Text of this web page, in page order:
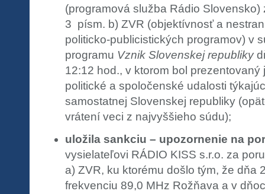
(programová služba Rádio
3 písm. b) ZVR (objektívnosť a
politicko-publicistických programov) v
programu Vznik Slovenskej republiky
12:12 hod., v ktorom bol
politické a spoločenské udalosti
samostatnej Slovenskej republiky
vrátení veci z najvyššieho súdu);
uložila sankciu – upozornenie na
vysielateľovi RÁDIO KISS s.r.o. za
a) ZVR, ku ktorému došlo tým, že dňa
frekvenciu 89,0 MHz Rožňava a v